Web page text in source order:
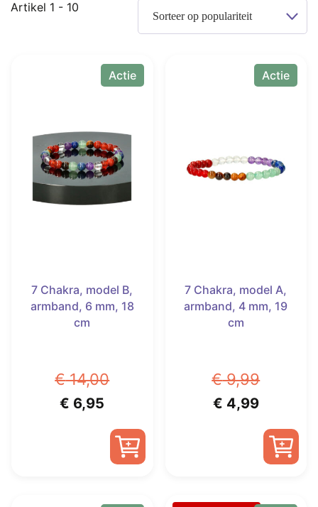
Artikel 1 - 10
Actie
7 Chakra, model B,
armband, 6 mm, 18
cm
€14,00
Oorspronkelijke
€ 6,95
prijs
is:
Actie
7 Chakra, model A,
armband, 4 mm, 19
cm
€9,99
€ 4,99Huidige
prijs
is: